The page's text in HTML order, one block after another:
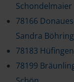
Schondelmaier
78166
Sandra
78183
78199